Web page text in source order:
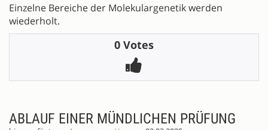
Einzelne Bereiche der Molekulargenetik werden
wiederholt.
0 Votes
ABLAUF EINER MÜNDLICHEN PRÜFUNG